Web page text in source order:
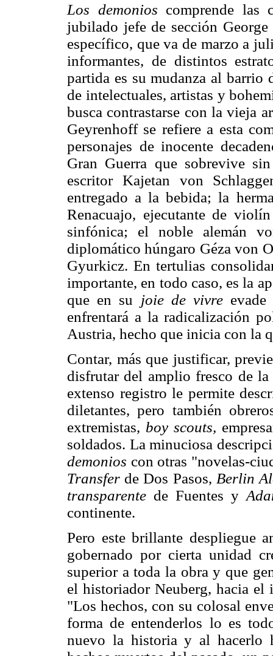
Los demonios comprende las
jubilado jefe de sección
específico, que va de marzo a
informantes, de distintos
partida es su mudanza al
de intelectuales, artistas y
busca contrastarse con la vieja
Geyrenhoff se refiere a esta
personajes de inocente
Gran Guerra que sobrevive
escritor Kajetan von
entregado a la bebida; la
Renacuajo, ejecutante de
sinfónica; el noble alemán
diplomático húngaro Géza von
Gyurkicz. En tertulias
importante, en todo caso, es la
que en su joie de vivreevade
enfrentará a la radicalización
Austria, hecho que inicia con la
Contar, más que justificar,
disfrutar del amplio fresco de la
extenso registro le permite
diletantes, pero también
extremistas, boy scouts,
soldados. La minuciosa
demonios con otras "novelas-
Transfer de Dos Pasos, Berlin
transparente de Fuentes y
continente.
Pero este brillante despliegue
gobernado por cierta unidad
superior a toda la obra y que
el historiador Neuberg, hacia
"Los hechos, con su colosal
forma de entenderlos lo es
nuevo la historia y al hacerlo